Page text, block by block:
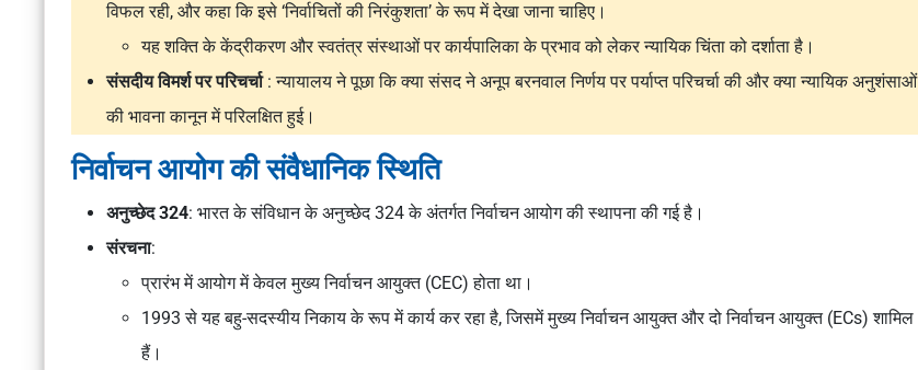
विफल रही, और कहा कि इसे ‘निर्वाचितों की निरंकुशता’ के रूप में देखा जाना चाहिए।
यह शक्ति के केंद्रीकरण और स्वतंत्र संस्थाओं पर कार्यपालिका के प्रभाव को लेकर न्यायिक चिंता को दर्शाता है।
संसदीय विमर्श पर परिचर्चा : न्यायालय ने पूछा कि क्या संसद नेअनूप बरनवालनिर्णय पर पर्याप्त परिचर्चा की और क्या न्यायिक अनुशंसाओं
की भावना कानून में परिलक्षित हुई।
निर्वाचन आयोग की संवैधानिक स्थिति
अनुच्छेद 324: भारत के संविधान के अनुच्छेद 324 के अंतर्गत निर्वाचन आयोग की स्थापना की गई है।
संरचना:
प्रारंभ में आयोग में केवल मुख्य निर्वाचन आयुक्त (CEC) होता था।
1993 से यह बहु-सदस्यीय निकाय के रूप में कार्य कर रहा है, जिसमें मुख्य निर्वाचन आयुक्त और दो निर्वाचन आयुक्त (ECs) शामिल
हैं।